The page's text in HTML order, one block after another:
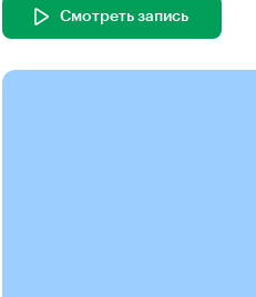
Смотреть запись